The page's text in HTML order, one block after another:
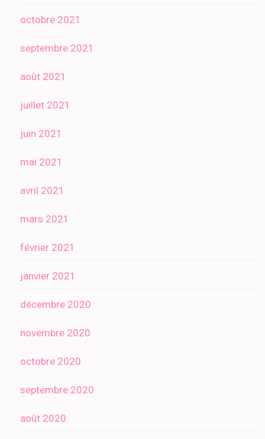
octobre 2021
septembre 2021
août 2021
juillet 2021
juin 2021
mai 2021
avril 2021
mars 2021
février 2021
janvier 2021
décembre 2020
novembre 2020
octobre 2020
septembre 2020
août 2020